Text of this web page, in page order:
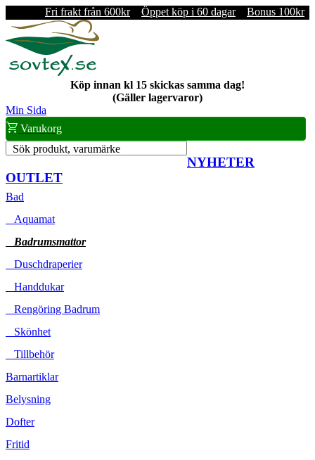
Fri frakt från 600kr Öppet köp i 60 dagar Bonus 100kr
Köp innan kl 15 skickas samma dag!
(Gäller lagervaror)
Min Sida
Varukorg
Sök produkt, varumärke
NYHETER
OUTLET
Bad
Aquamat
Badrumsmattor
Duschdraperier
Handdukar
Rengöring Badrum
Skönhet
Tillbehör
Barnartiklar
Belysning
Dofter
Fritid